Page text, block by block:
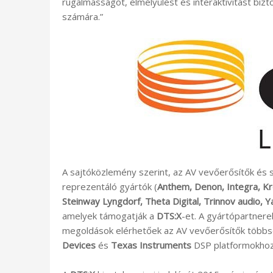
számára.”
A sajtóközlemény szerint, az AV vevőerősítők és
reprezentáló gyártók (Anthem, Denon, Integra,
Steinway Lyngdorf, Theta Digital, Trinnov audio,
amelyek támogatják a DTS:X-et. A
megoldások elérhetőek az AV vevőerősítők
Devices és Texas Instruments DSP